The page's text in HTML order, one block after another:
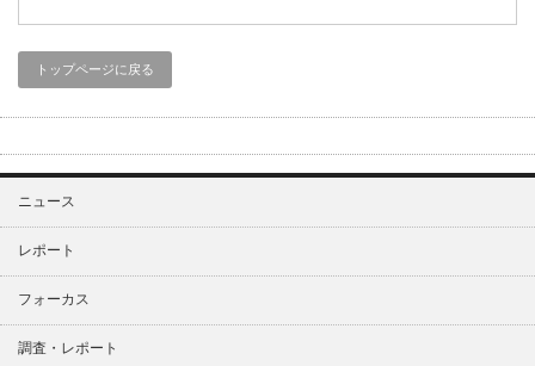
トップページに戻る
ニュース
レポート
フォーカス
調査・レポート